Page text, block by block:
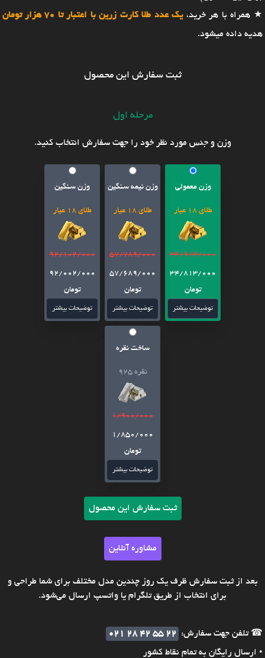
★ همراه با هر خرید،یک عدد طلا کارت زرین با اعتبار تا 70 هزار تومان
هدیه داده میشود.
ثبت سفارش این محصول
مرحله اول
وزن و جنس مورد نظر خود را جهت سفارش انتخاب کنید.
وزن معمولی
طلای 18 عیار
34/913/000
34/813/000
تومان
توضیحات بیشتر
وزن نیمه سنگین
طلای 18 عیار
57/789/000
57/689/000
تومان
توضیحات بیشتر
وزن سنگین
طلای 18 عیار
92/102/000
92/002/000
تومان
توضیحات بیشتر
ساخت نقره
نقره 925
1/900/000
1/850/000
تومان
توضیحات بیشتر
ثبت سفارش این محصول
مشاوره آنلاین
بعد از ثبت سفارش ظرف یک روز چندین مدل مختلف برای شما طراحی و
برای انتخاب از طریق تلگرام یا واتسپ ارسال می‌شود.
☎ تلفن جهت سفارش:
021 28 42 55 22
• ارسال رایگان به تمام نقاط کشور